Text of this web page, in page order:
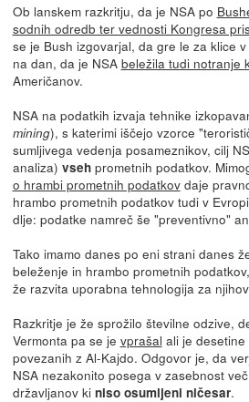
Ob lanskem razkritju, da je NSA po
sodnih odredb ter vednosti Kongresa
se je Bush izgovarjal, da gre le za klice
na dan, da je NSA beležila tudi notranje
Američanov.
NSA na podatkih izvaja tehnike
mining), s katerimi iščejo vzorce
sumljivega vedenja posameznikov, cilj
analiza) vsehprometnih podatkov.
o hrambi prometnih podatkovdaje
hrambo prometnih podatkov tudi v
dlje: podatke namreč še "preventivno"
Tako imamo danes po eni strani danes
beleženje in hrambo prometnih
že razvita uporabna tehnologija za
Razkritje je že sprožilo številne odzive,
Vermonta pa se je vprašal ali je
povezanih z Al-Kajdo. Odgovor je, da
NSA nezakonito posega v zasebnost
državljanov ki niso osumljeni ničesar.